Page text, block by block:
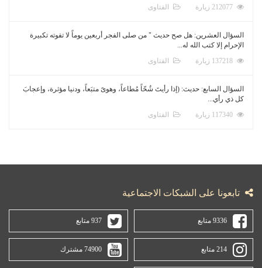
الفتاوى
السؤال العشرين: هل صح حديث " من صلى الفجر أربعين يوماً لا تفوته تكبيرة
الإحرام إلا كتب الله له...
الفتاوى
السؤال السابع: حديث: (إذا رأيتَ شُحّاً مُطاعاً، وهوىً متبَعاً، ودنيا مؤثرة، وإعجابَ
كل ذي رأي...
الفتاوى
تابعونا على الشبكات الاجتماعية
9336 متابع 937 متابع
214 متابع 74900 مشترك